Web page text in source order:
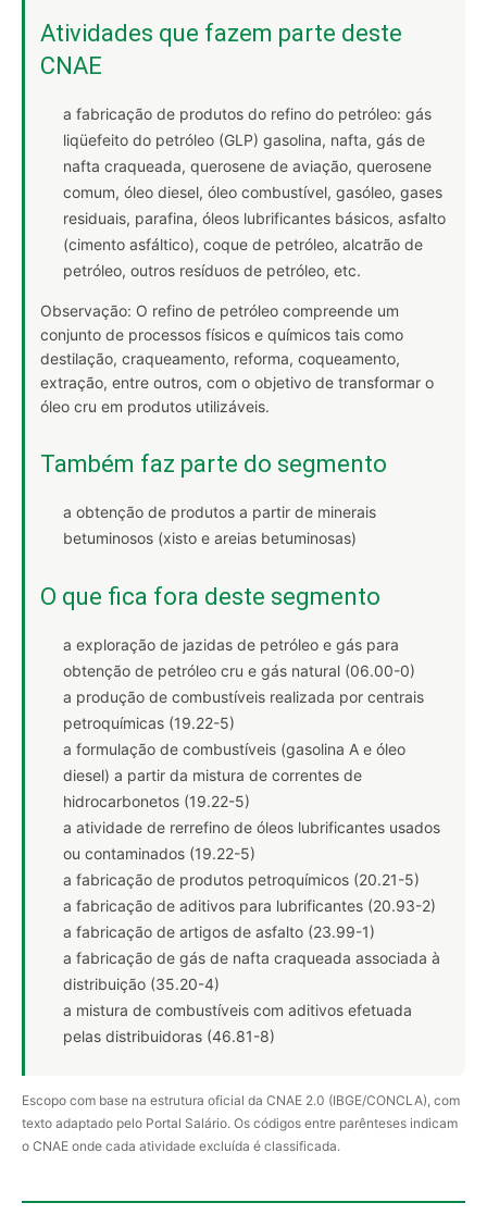
Atividades que fazem parte deste
CNAE
a fabricação de produtos do refino do petróleo: gás
liqüefeito do petróleo (GLP) gasolina, nafta, gás de
nafta craqueada, querosene de aviação, querosene
comum, óleo diesel, óleo combustível, gasóleo, gases
residuais, parafina, óleos lubrificantes básicos, asfalto
(cimento asfáltico), coque de petróleo, alcatrão de
petróleo, outros resíduos de petróleo, etc.
Observação: O refino de petróleo compreende um
conjunto de processos físicos e químicos tais como
destilação, craqueamento, reforma, coqueamento,
extração, entre outros, com o objetivo de transformar o
óleo cru em produtos utilizáveis.
Também faz parte do segmento
a obtenção de produtos a partir de minerais
betuminosos (xisto e areias betuminosas)
O que fica fora deste segmento
a exploração de jazidas de petróleo e gás para
obtenção de petróleo cru e gás natural (06.00-0)
a produção de combustíveis realizada por centrais
petroquímicas (19.22-5)
a formulação de combustíveis (gasolina A e óleo
diesel) a partir da mistura de correntes de
hidrocarbonetos (19.22-5)
a atividade de rerrefino de óleos lubrificantes usados
ou contaminados (19.22-5)
a fabricação de produtos petroquímicos (20.21-5)
a fabricação de aditivos para lubrificantes (20.93-2)
a fabricação de artigos de asfalto (23.99-1)
a fabricação de gás de nafta craqueada associada à
distribuição (35.20-4)
a mistura de combustíveis com aditivos efetuada
pelas distribuidoras (46.81-8)
Escopo com base na estrutura oficial da CNAE 2.0 (IBGE/CONCLA), com
texto adaptado pelo Portal Salário. Os códigos entre parênteses indicam
o CNAE onde cada atividade excluída é classificada.